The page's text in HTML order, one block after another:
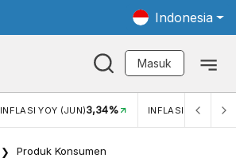
Indonesia
Masuk
INFLASI YOY (JUN)3,34% INFLASI MOM
Produk Konsumen